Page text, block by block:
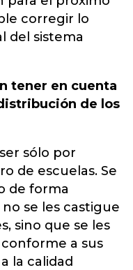
corregir lo
del sistema
tener en cuenta
de los
sólo por
de escuelas. Se
de forma
se les castigue
sino que se les
a sus
la calidad